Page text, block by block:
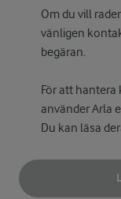
Om du vill
vänligen
begäran.
För att
använder Arla
Du kan läsa